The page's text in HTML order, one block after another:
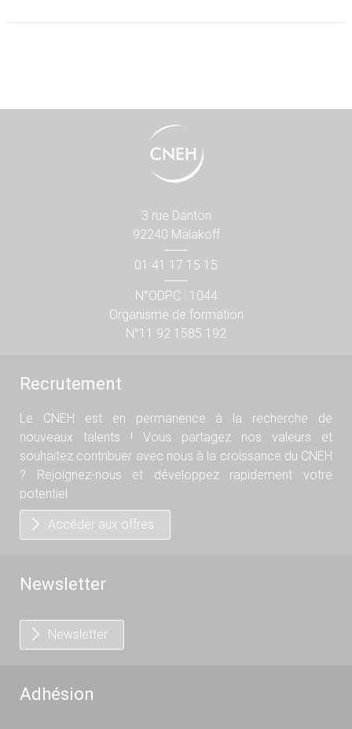
3 rue Danton
92240 Malakoff
01 41 17 15 15
N°ODPC : 1044
Organisme de formation
N°11 92 1585 192
Recrutement
Le CNEH est en permanence à la recherche de
nouveaux talents ! Vous partagez nos valeurs et
souhaitez contribuer avec nous à la croissance du CNEH
? Rejoignez-nous et développez rapidement votre
potentiel.
Accéder aux offres
Newsletter
Newsletter
Adhésion